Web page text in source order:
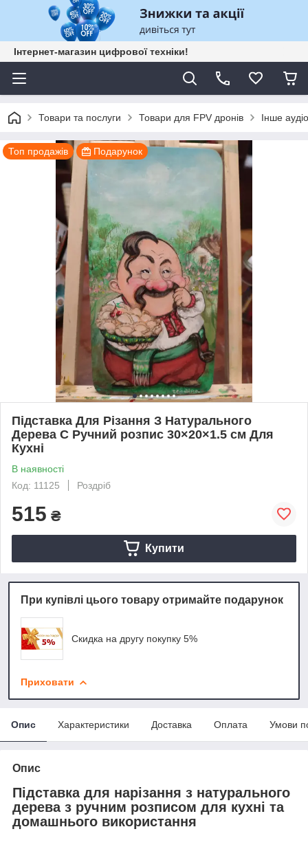
Інтернет-магазин цифрової техніки!
Товари та послуги Товари для FPV дронів Інше аудіо
Топ продажів Подарунок
Підставка Для Різання З Натурального
Дерева С Ручний розпис 30×20×1.5 см Для
Кухні
В наявності
Код: 11125
Роздріб
515 ₴
Купити
При купівлі цього товару отримайте подарунок
Скидка на другу покупку 5%
Приховати
Опис Характеристики Доставка Оплата Умови
Опис
Підставка для нарізання з натурального
дерева з ручним розписом для кухні та
домашнього використання